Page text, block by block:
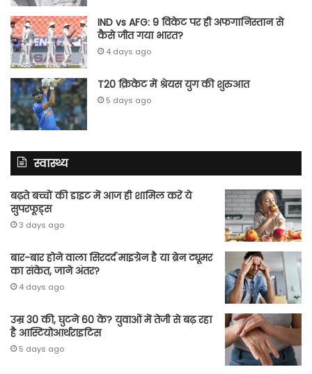
IND vs AFG: 9 विकेट पर ही अफगानिस्तान से
कैसे जीत गया भारत?
4 days ago
T20 क्रिकेट में श्रेयस युग की शुरुआत
5 days ago
स्वास्थ्य
बढ़ते बच्चों की डाइट में आज ही शामिल करें ये
सुपरफूड्स
3 days ago
बार-बार होने वाला सिरदर्द माइग्रेन है या ब्रेन ट्यूमर
का संकेत, जाने अंतर?
4 days ago
उम्र 30 की, घुटने 60 के? युवाओं में तेजी से बढ़ रहा
है आस्टियोआर्थराइटिस
5 days ago